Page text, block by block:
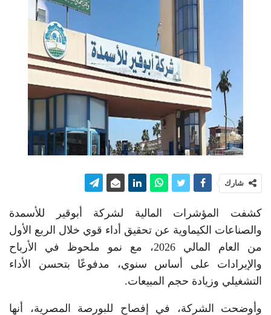
شارك
كشفت المؤشرات المالية لشركة أبوقير للأسمدة
والصناعات الكيماوية عن تحقيق أداء قوي خلال الربع الأول
من العام المالي 2026، مع نمو ملحوظ في الأرباح
والإيرادات على أساس سنوي، مدفوعًا بتحسن الأداء
التشغيلي وزيادة حجم المبيعات.
وأوضحت الشركة، في إفصاح للبورصة المصرية، أنها